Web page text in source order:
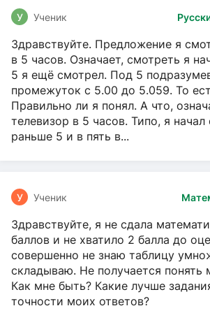
У Ученик
Здравствуйте. Предложение я
в 5 часов. Означает, смотреть я
5 я ещё смотрел. Под 5
промежуток с 5.00 до 5.059. То
Правильно ли я понял. А что,
телевизор в 5 часов. Типо, я начал
раньше 5 и в пять в...
У Ученик
Здравствуйте, я не сдала
баллов и не хватило 2 балла до
совершенно не знаю таблицу
складываю. Не получается понять
Как мне быть? Какие лучше
точности моих ответов?